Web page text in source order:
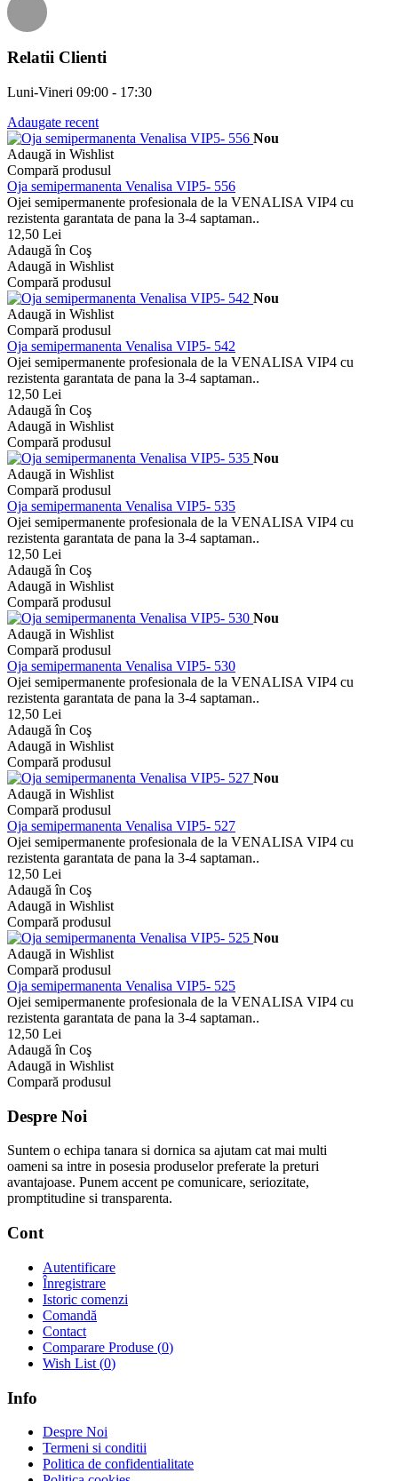
Relatii Clienti
Luni-Vineri 09:00 - 17:30
Adaugate recent
Nou
Adaugă in Wishlist
Compară produsul
Oja semipermanenta Venalisa VIP5- 556
Ojei semipermanente profesionala de la VENALISA VIP4 cu
rezistenta garantata de pana la 3-4 saptaman..
12,50 Lei
Adaugă în Coş
Adaugă in Wishlist
Compară produsul
Nou
Adaugă in Wishlist
Compară produsul
Oja semipermanenta Venalisa VIP5- 542
Ojei semipermanente profesionala de la VENALISA VIP4 cu
rezistenta garantata de pana la 3-4 saptaman..
12,50 Lei
Adaugă în Coş
Adaugă in Wishlist
Compară produsul
Nou
Adaugă in Wishlist
Compară produsul
Oja semipermanenta Venalisa VIP5- 535
Ojei semipermanente profesionala de la VENALISA VIP4 cu
rezistenta garantata de pana la 3-4 saptaman..
12,50 Lei
Adaugă în Coş
Adaugă in Wishlist
Compară produsul
Nou
Adaugă in Wishlist
Compară produsul
Oja semipermanenta Venalisa VIP5- 530
Ojei semipermanente profesionala de la VENALISA VIP4 cu
rezistenta garantata de pana la 3-4 saptaman..
12,50 Lei
Adaugă în Coş
Adaugă in Wishlist
Compară produsul
Nou
Adaugă in Wishlist
Compară produsul
Oja semipermanenta Venalisa VIP5- 527
Ojei semipermanente profesionala de la VENALISA VIP4 cu
rezistenta garantata de pana la 3-4 saptaman..
12,50 Lei
Adaugă în Coş
Adaugă in Wishlist
Compară produsul
Nou
Adaugă in Wishlist
Compară produsul
Oja semipermanenta Venalisa VIP5- 525
Ojei semipermanente profesionala de la VENALISA VIP4 cu
rezistenta garantata de pana la 3-4 saptaman..
12,50 Lei
Adaugă în Coş
Adaugă in Wishlist
Compară produsul
Despre Noi
Suntem o echipa tanara si dornica sa ajutam cat mai multi
oameni sa intre in posesia produselor preferate la preturi
avantajoase. Punem accent pe comunicare, seriozitate,
promptitudine si transparenta.
Cont
Autentificare
Înregistrare
Istoric comenzi
Comandă
Contact
Comparare Produse (0)
Wish List (0)
Info
Despre Noi
Termeni si conditii
Politica de confidentialitate